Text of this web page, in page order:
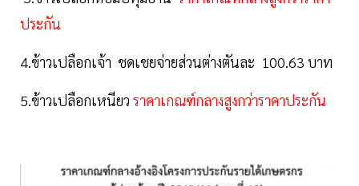
ประกัน
4.ข้าวเปลือกเจ้า ชดเชยจ่ายส่วนต่างตันละ 100.63 บาท
5.ข้าวเปลือกเหนียว ราคาเกณฑ์กลางสูงกว่าราคาประกัน